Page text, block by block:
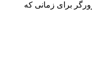
برای زمانی که